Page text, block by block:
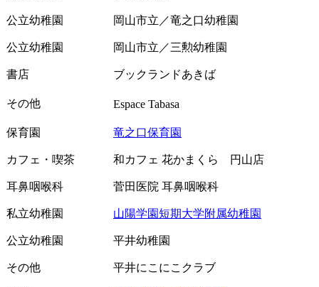
公立幼稚園 岡山市立／竜之口幼稚園
公立幼稚園 岡山市立／三勲幼稚園
書店 ブックランドあきば
その他 Espace Tabasa
保育園 竜之口保育園
カフェ・喫茶 和カフェ 花かまくら 円山店
耳鼻咽喉科 菅田医院 耳鼻咽喉科
私立幼稚園 山陽学園短期大学附属幼稚園
公立幼稚園 平井幼稚園
その他 平井にこにこクラブ